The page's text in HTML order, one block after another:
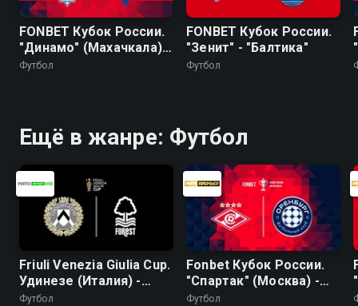
FONBET Кубок России.
"Динамо" (Махачкала) -
"Крылья Советов"
Футбол
FONBET Кубок России.
"Зенит" - "Балтика"
Футбол
Ещё в жанре: Футбол
Friuli Venezia Giulia Cup.
Удинезе (Италия) -
Ноттингем Форест
Футбол
Fonbet Кубок России.
"Спартак" (Москва) -
"Оренбург"
Футбол